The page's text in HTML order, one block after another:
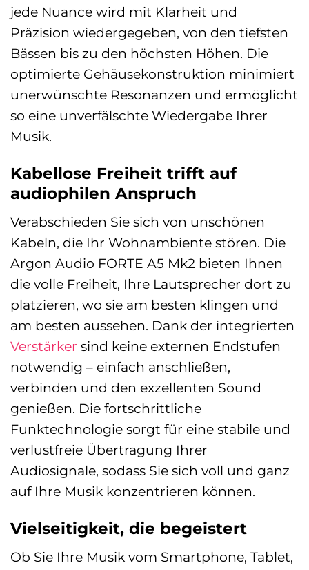
jede Nuance wird mit Klarheit und
Präzision wiedergegeben, von den tiefsten
Bässen bis zu den höchsten Höhen. Die
optimierte Gehäusekonstruktion minimiert
unerwünschte Resonanzen und ermöglicht
so eine unverfälschte Wiedergabe Ihrer
Musik.
Kabellose Freiheit trifft auf
audiophilen Anspruch
Verabschieden Sie sich von unschönen
Kabeln, die Ihr Wohnambiente stören. Die
Argon Audio FORTE A5 Mk2 bieten Ihnen
die volle Freiheit, Ihre Lautsprecher dort zu
platzieren, wo sie am besten klingen und
am besten aussehen. Dank der integrierten
Verstärker sind keine externen Endstufen
notwendig – einfach anschließen,
verbinden und den exzellenten Sound
genießen. Die fortschrittliche
Funktechnologie sorgt für eine stabile und
verlustfreie Übertragung Ihrer
Audiosignale, sodass Sie sich voll und ganz
auf Ihre Musik konzentrieren können.
Vielseitigkeit, die begeistert
Ob Sie Ihre Musik vom Smartphone, Tablet,